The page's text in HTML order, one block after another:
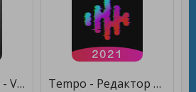
Редактор Видео - Video.Guru [Без рекламы] Tempo - Редактор видео музыкой [Premium]